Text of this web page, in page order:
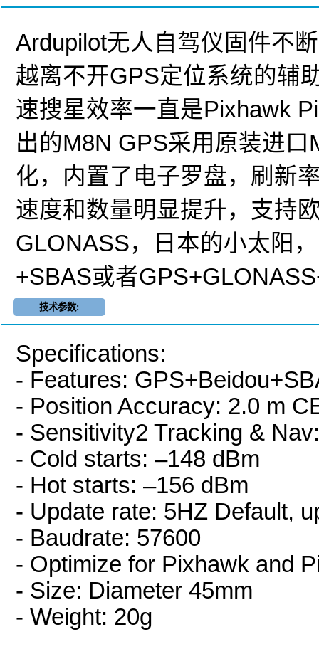
Ardupilot无人自驾仪固件不
越离不开GPS定位系统的辅
速搜星效率一直是Pixhawk
出的M8N GPS采用原装进
化，内置了电子罗盘，刷新
速度和数量明显提升，支持
GLONASS，日本的小太阳
+SBAS或者
技术参数:
Specifications:
- Features:
- Position Accuracy: 2.0 m
- Sensitivity2 Tracking &
- Cold starts: –148 dBm
- Hot starts: –156 dBm
- Update rate: 5HZ Default,
- Baudrate: 57600
- Optimize for Pixhawk and
- Size: Diameter 45mm
- Weight: 20g